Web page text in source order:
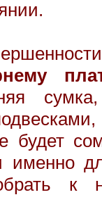
будет
к